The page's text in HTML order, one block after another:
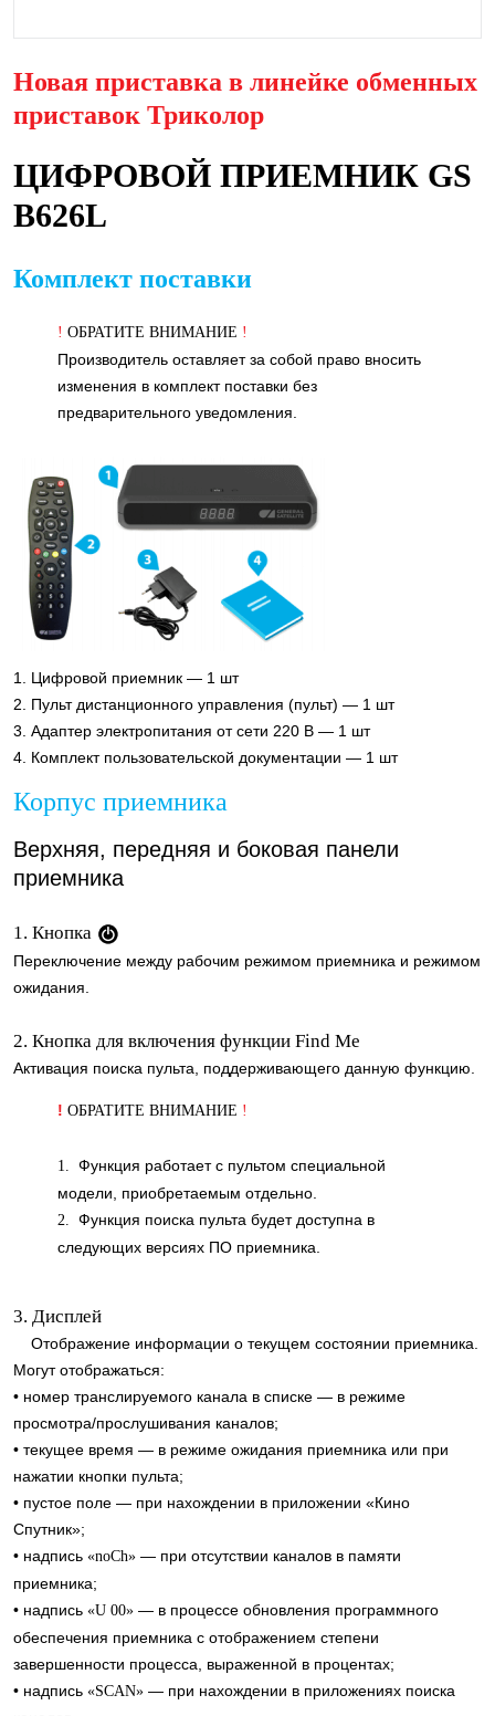
медиаконтент приемнику-клиенту через локальную сеть.
Новая приставка в линейке обменных
приставок Триколор
ЦИФРОВОЙ ПРИЕМНИК GS
B626L
Комплект поставки
! ОБРАТИТЕ ВНИМАНИЕ !
Производитель оставляет за собой право вносить
изменения в комплект поставки без
предварительного уведомления.
1. Цифровой приемник — 1 шт
2. Пульт дистанционного управления (пульт) — 1 шт
3. Адаптер электропитания от сети 220 В — 1 шт
4. Комплект пользовательской документации — 1 шт
Корпус приемника
Верхняя, передняя и боковая панели
приемника
1. Кнопка
Переключение между рабочим режимом приемника и режимом
ожидания.
2. Кнопка для включения функции Find Me
Активация поиска пульта, поддерживающего данную функцию.
! ОБРАТИТЕ ВНИМАНИЕ !
1. Функция работает с пультом специальной
модели, приобретаемым отдельно.
2. Функция поиска пульта будет доступна в
следующих версиях ПО приемника.
3. Дисплей
Отображение информации о текущем состоянии приемника.
Могут отображаться:
• номер транслируемого канала в списке — в режиме
просмотра/прослушивания каналов;
• текущее время — в режиме ожидания приемника или при
нажатии кнопки пульта;
• пустое поле — при нахождении в приложении «Кино
Спутник»;
• надпись «noCh» — при отсутствии каналов в памяти
приемника;
• надпись «U 00» — в процессе обновления программного
обеспечения приемника с отображением степени
завершенности процесса, выраженной в процентах;
• надпись «SCAN» — при нахождении в приложениях поиска